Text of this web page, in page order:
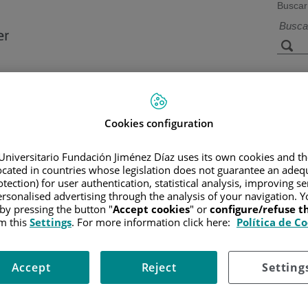
Buscar
Instalaciones y
tecnología
/INFORMACIÓN Y SOPORTE AL PACIENTE/TIPOS DE
/CIRUGÍA
parte dañada por el tumor sin causar mucho daño. Sin
todo el miembro (amputación) o la parte del hueso afectado
si el cáncer ha afectado a los vasos sanguíneos y
Cookies configuration
Fundación Jiménez Díaz uses its own cookies and
in countries whose legislation does not guarantee an
for user authentication, statistical analysis, improving
advertising through the analysis of your navigation.
pressing the button "Accept cookies" or configure/refuse
thisSettings. For more information click here: Política de
Reject
Accept